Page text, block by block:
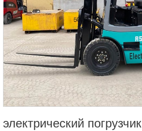
электрический погрузчик